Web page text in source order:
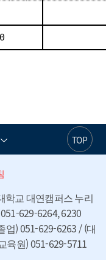
0
TOP
학교 대연캠퍼스 누리
629-6264, 6230
업) 051-629-6263 / (대
육원) 051-629-5711